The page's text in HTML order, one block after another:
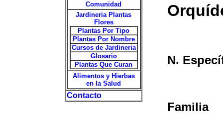
Comunidad
Jardineria Plantas
Flores
Plantas Por Tipo
Plantas Por Nombre
Cursos de Jardineria
Glosario
Plantas Que Curan
Alimentos y Hierbas
en la Salud
Contacto
N.
Familia